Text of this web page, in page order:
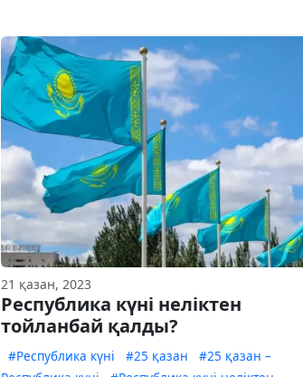
21 қазан, 2023
Республика күні неліктен
тойланбай қалды?
#Республика күні #25 қазан
#25 қазан –